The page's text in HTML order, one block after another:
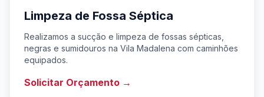
Limpeza de Fossa Séptica
Realizamos a sucção e limpeza de fossas sépticas,
negras e sumidouros na Vila Madalena com caminhões
equipados.
Solicitar Orçamento →